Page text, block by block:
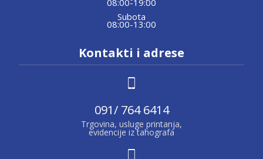
Subota
08:00-13:00
Kontakti i adrese
091/ 764 6414
Trgovina, usluge printanja,
evidencije iz tahografa